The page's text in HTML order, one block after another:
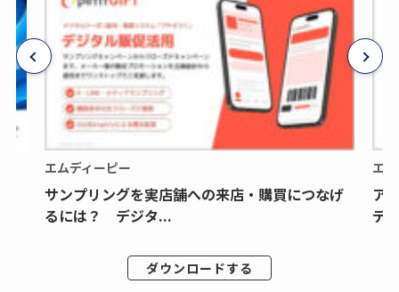
エムディーピー
サンプリングを実店舗への来店・購買につなげ
るには？ デジタ...
ダウンロードする
エ
ア
デ